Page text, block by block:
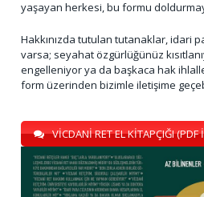
yaşayan herkesi, bu formu
Hakkınızda tutulan tutanaklar, idari
varsa; seyahat özgürlüğünüz
engelleniyor ya da başkaca hak
form üzerinden bizimle iletişime
VİCDANİ RET EL KİTAPÇIĞI (PDF